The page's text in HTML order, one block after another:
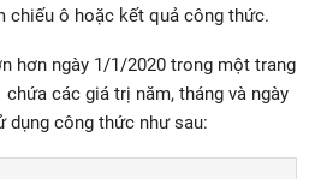
chiếu ô hoặc kết quả công thức.
hơn ngày 1/1/2020 trong một trang
các giá trị năm, tháng và ngày
dụng công thức như sau: